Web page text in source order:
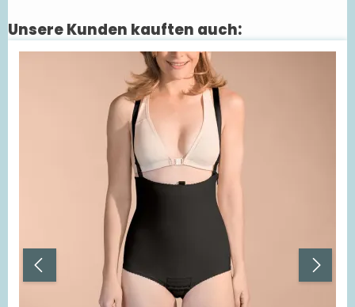
Produktgalerie überspringen
Unsere Kunden kauften auch: